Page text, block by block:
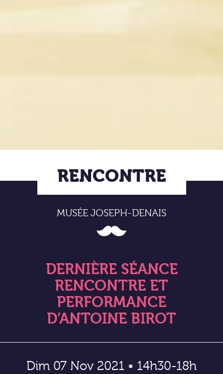
RENCONTRE
MUSÉE JOSEPH-DENAIS
DERNIÈRE SÉANCE
RENCONTRE ET
PERFORMANCE
D’ANTOINE BIROT
Dim 07 Nov 2021 • 14h30-18h